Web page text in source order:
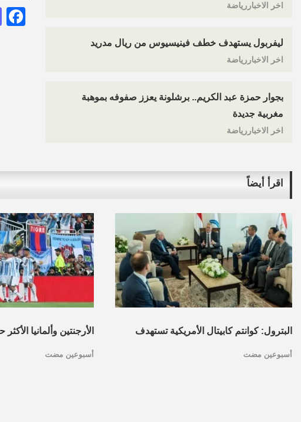
اخر الاخباررياضة
ليفربول يستهدف خطف فينيسيوس من ريال مدريد
اخر الاخباررياضة
بجوار حمزة عبد الكريم.. برشلونة يعزز صفوفه بموهبة
مغربية جديدة
اخر الاخباررياضة
اقرأ أيضاً
البترول: كوانتم كابيتال الأمريكية تستهدف
أسبوعين مضت
الأرجنتين وألمانيا
أسبوعين مضت